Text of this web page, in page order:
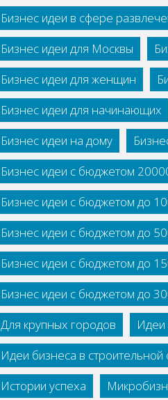
Бизнес идеи в сфере
Бизнес идеи для Москвы
Бизнес идеи для женщин
Бизнес идеи для начинающих
Бизнес идеи на дому
Бизнес идеи с бюджетом
Бизнес идеи с бюджетом до
Бизнес идеи с бюджетом до
Бизнес идеи с бюджетом до
Бизнес идеи с бюджетом до
Для крупных городов
Идеи
Идеи бизнеса в строительной
Истории успеха